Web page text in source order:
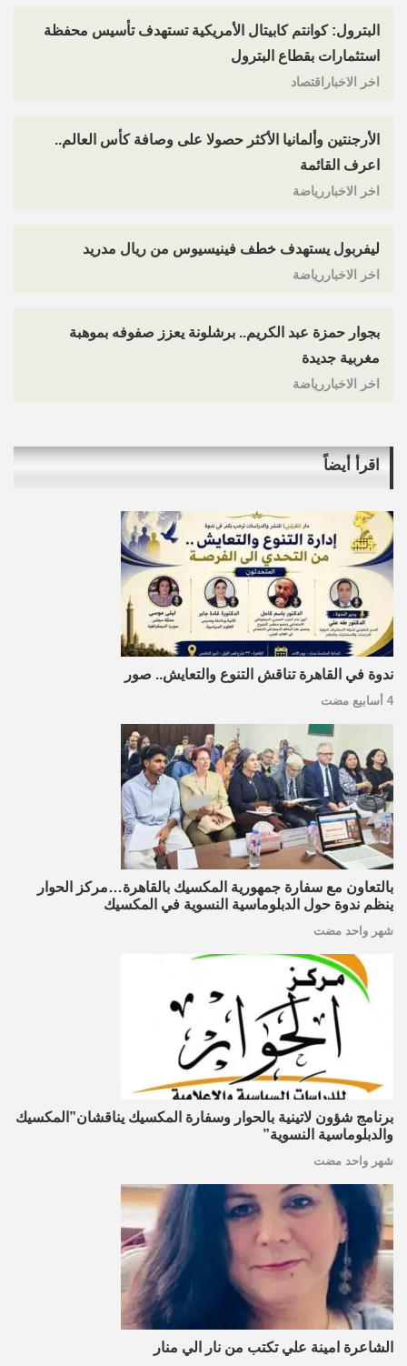
البترول: كوانتم كابيتال الأمريكية تستهدف تأسيس محفظة
استثمارات بقطاع البترول
اخر الاخباراقتصاد
الأرجنتين وألمانيا الأكثر حصولا على وصافة كأس العالم..
اعرف القائمة
اخر الاخباررياضة
ليفربول يستهدف خطف فينيسيوس من ريال مدريد
اخر الاخباررياضة
بجوار حمزة عبد الكريم.. برشلونة يعزز صفوفه بموهبة
مغربية جديدة
اخر الاخباررياضة
اقرأ أيضاً
ندوة في القاهرة تناقش التنوع والتعايش.. صور
4 أسابيع مضت
بالتعاون مع سفارة جمهورية المكسيك بالقاهرة…مركز الحوار
ينظم ندوة حول الدبلوماسية النسوية في المكسيك
شهر واحد مضت
برنامج شؤون لاتينية بالحوار وسفارة المكسيك يناقشان”المكسيك
والدبلوماسية النسوية”
شهر واحد مضت
الشاعرة امينة علي تكتب من نار الي منار